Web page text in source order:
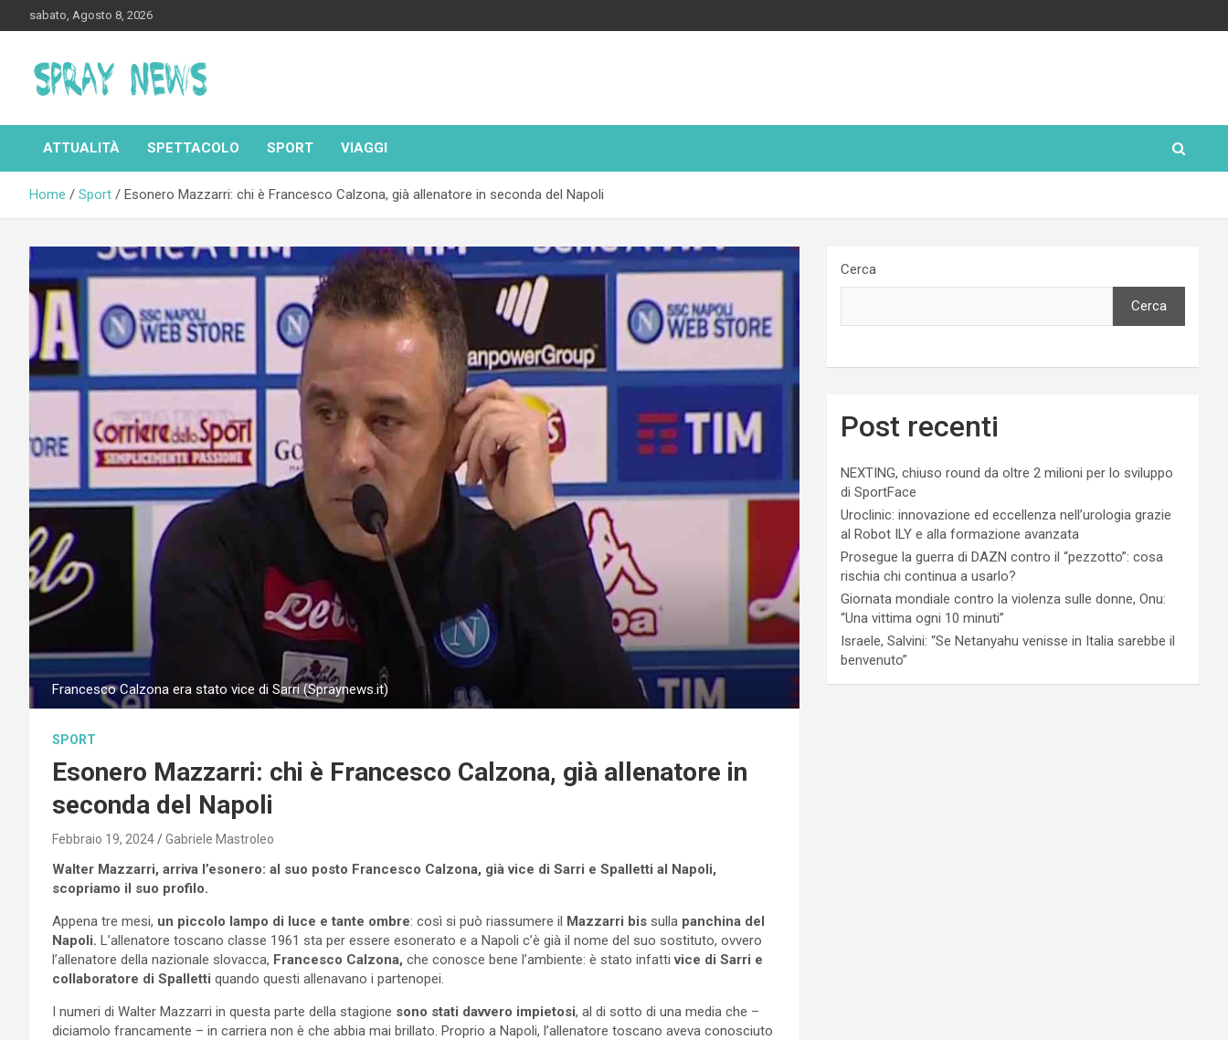
to
sabato, Agosto 8, 2026
Spraynews.it
ATTUALITÀ SPETTACOLO SPORT VIAGGI
Home Sport Esonero Mazzarri: chi è Francesco Calzona, già allenatore in seconda del Napoli
Francesco Calzona era stato vice di Sarri (Spraynews.it)
SPORT
Esonero Mazzarri: chi è Francesco Calzona, già allenatore in
seconda del Napoli
Febbraio 19, 2024 Gabriele Mastroleo
Walter Mazzarri, arriva l’esonero: al suo posto Francesco Calzona, già vice di Sarri e Spalletti al Napoli,
scopriamo il suo profilo.
Appena tre mesi, un piccolo lampo di luce e tante ombre: così si può riassumere il Mazzarri bis sulla panchina del
Napoli. L’allenatore toscano classe 1961 sta per essere esonerato e a Napoli c’è già il nome del suo sostituto, ovvero
l’allenatore della nazionale slovacca, Francesco Calzona, che conosce bene l’ambiente: è stato infattivice di Sarri e
collaboratore di Spalletti quando questi allenavano i partenopei.
I numeri di Walter Mazzarri in questa parte della stagione sono stati davvero impietosi, al di sotto di una media che –
diciamolo francamente – in carriera non è che abbia mai brillato. Proprio a Napoli, l’allenatore toscano aveva conosciuto
Cerca
Cerca
Post recenti
NEXTING, chiuso round da oltre 2 milioni per lo sviluppo
di SportFace
Uroclinic: innovazione ed eccellenza nell’urologia grazie
al Robot ILY e alla formazione avanzata
Prosegue la guerra di DAZN contro il “pezzotto”: cosa
rischia chi continua a usarlo?
Giornata mondiale contro la violenza sulle donne, Onu:
“Una vittima ogni 10 minuti”
Israele, Salvini: “Se Netanyahu venisse in Italia sarebbe il
benvenuto”